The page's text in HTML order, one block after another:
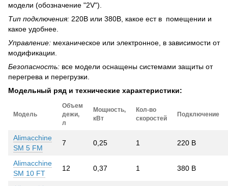
модели (обозначение "2V").
Тип подключения: 220В или 380В, какое ест в помещении и
какое удобнее.
Управление: механическое или электронное, в зависимости от
модификации.
Безопасность: все модели оснащены системами защиты от
перегрева и перегрузки.
Модельный ряд и технические характеристики:
Модель
Объем
дежи,
л
Мощность,
кВт
Кол-во
скоростей
Подключение
Alimacchine
SM 5 FM
7 0,25 1 220 В
Alimacchine
SM 10 FT
12 0,37 1 380 В